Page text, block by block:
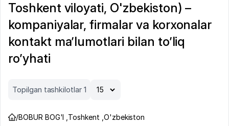
Toshkent viloyati, O'zbekiston) –
kompaniyalar, firmalar va korxonalar
kontakt ma’lumotlari bilan to’liq
ro’yhati
Topilgan tashkilotlar 1
/BOBUR BOG'I Toshkent O'zbekiston